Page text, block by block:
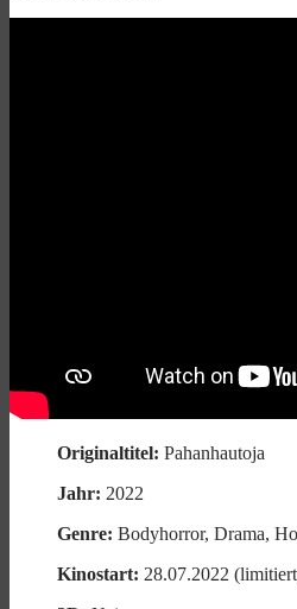
Originaltitel: Pahanhautoja
Jahr: 2022
Genre: Bodyhorror, Drama,
Kinostart: 28.07.2022